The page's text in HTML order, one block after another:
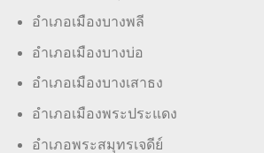
อำเภอเมืองบางพลี
อำเภอเมืองบางบ่อ
อำเภอเมืองบางเสาธง
อำเภอเมืองพระประแดง
อำเภอพระสมุทรเจดีย์